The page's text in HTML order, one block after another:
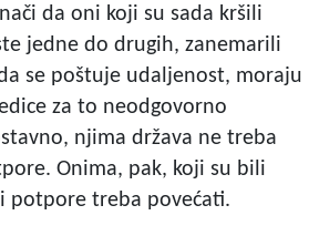
da oni koji su sada kršili
jedne do drugih, zanemarili
se poštuje udaljenost, moraju
za to neodgovorno
njima država ne treba
Onima, pak, koji su bili
potpore treba povećati.